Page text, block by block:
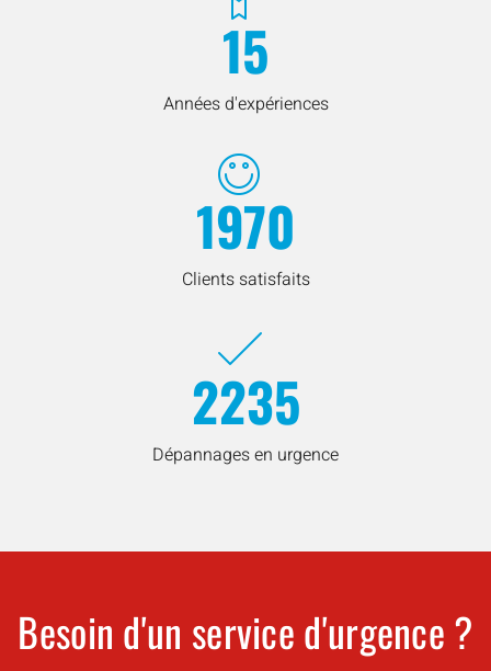
15
Années d'expériences
1970
Clients satisfaits
2235
Dépannages en urgence
Besoin d'un service d'urgence ?